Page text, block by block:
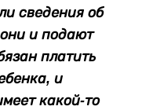
сведения об
и подают
платить
и
какой-то